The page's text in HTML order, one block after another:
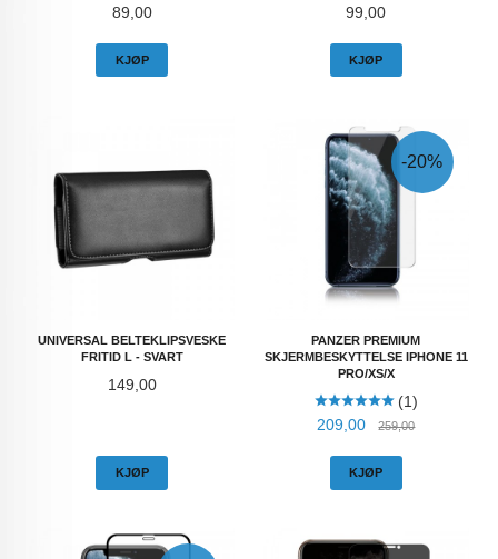
Pris
89,00
KJØP
Pris
99,00
KJØP
UNIVERSAL BELTEKLIPSVESKE
FRITID L - SVART
Pris
149,00
KJØP
PANZER PREMIUM
SKJERMBESKYTTELSE IPHONE 11
PRO/XS/X
(1)
Tilbud
209,00 259,00Rabatt
-20%
KJØP